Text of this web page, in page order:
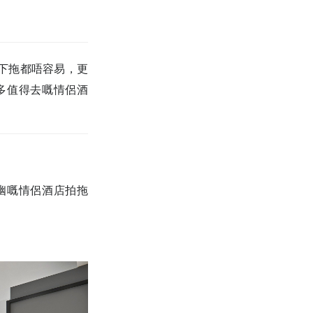
拖都唔容易，更
值得去嘅情侶酒
嘅情侶酒店拍拖